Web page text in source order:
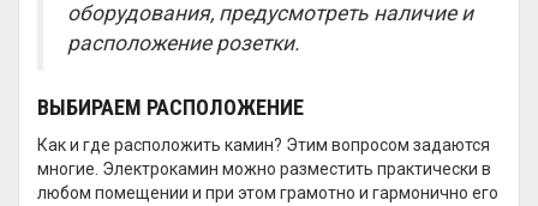
оборудования, предусмотреть наличие и
расположение розетки.
ВЫБИРАЕМ РАСПОЛОЖЕНИЕ
Как и где расположить камин? Этим вопросом задаются
многие. Электрокамин можно разместить практически в
любом помещении и при этом грамотно и гармонично его